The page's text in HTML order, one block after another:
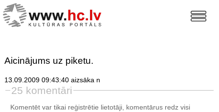
Aicinājums uz piketu.
13.09.2009 09:43:40 aizsāka n
25 komentāri
Komentēt var tikai reģistrētie lietotāji, komentārus redz visi